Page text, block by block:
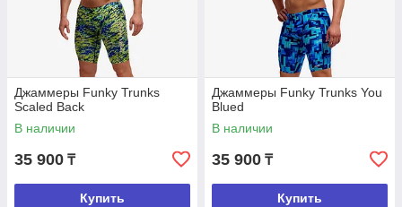
Джаммеры Funky Trunks
Scaled Back
В наличии
35 900 ₸
Купить
Джаммеры Funky Trunks You
Blued
В наличии
35 900 ₸
Купить